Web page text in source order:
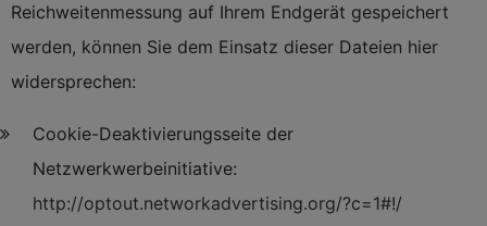
Reichweitenmessung auf Ihrem Endgerät gespeichert
werden, können Sie dem Einsatz dieser Dateien hier
widersprechen:
Cookie-Deaktivierungsseite der
Netzwerkwerbeinitiative:
http://optout.networkadvertising.org/?c=1#!/